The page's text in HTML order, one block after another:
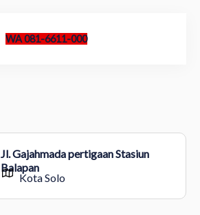
WA 081-6611-000
Jl. Gajahmada pertigaan Stasiun
Balapan
Kota Solo